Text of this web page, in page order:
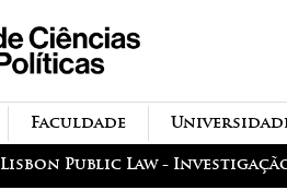
principal
Faculdade
Lisbon Public Law -